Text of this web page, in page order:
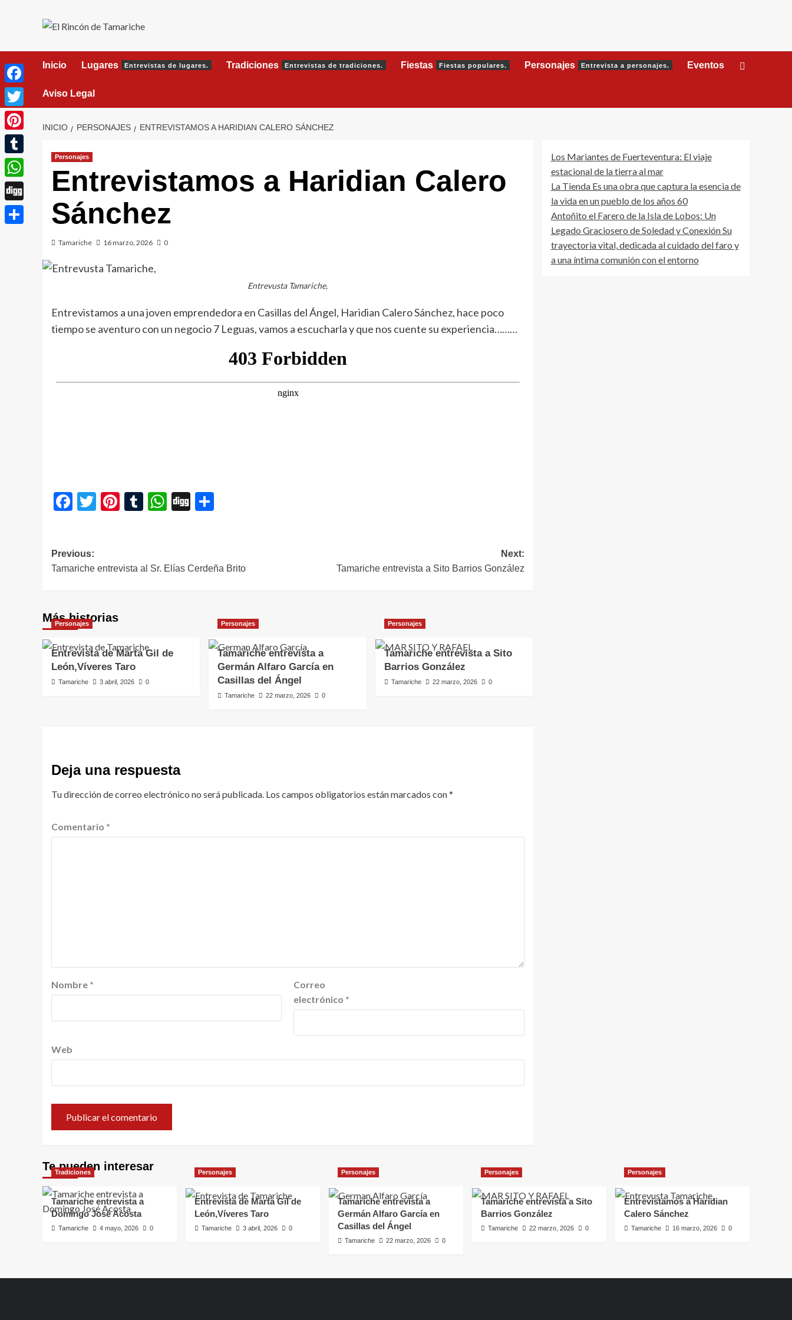
Inicio Lugares Entrevistas de lugares. Tradiciones Entrevistas de tradiciones. Fiestas Fiestas populares. Personajes Entrevista a personajes. Eventos
Aviso Legal
INICIO PERSONAJES ENTREVISTAMOS A HARIDIAN CALERO SÁNCHEZ
Personajes
Entrevistamos a Haridian Calero
Sánchez
Tamariche 16 marzo, 2026 0
Entrevusta Tamariche,
Entrevistamos a una joven emprendedora en Casillas del Ángel, Haridian Calero Sánchez, hace poco
tiempo se aventuro con un negocio 7 Leguas, vamos a escucharla y que nos cuente su experiencia………
Facebook
Twitter
Pinterest
Tumblr
WhatsApp
Digg
Navegación
de
Previous:
Tamariche entrevista al Sr. Elías Cerdeña Brito
Next:
Tamariche entrevista a Sito Barrios González
Más historias
Personajes
Entrevista de Marta Gil de
León,Víveres Taro
Tamariche 3 abril, 2026 0
Personajes
Tamariche entrevista a
Germán Alfaro García en
Casillas del Ángel
Tamariche 22 marzo, 2026 0
Personajes
Tamariche entrevista a Sito
Barrios González
Tamariche 22 marzo, 2026 0
Deja una respuesta
Tu dirección de correo electrónico no será publicada. Los campos obligatorios están marcados con*
Comentario *
Nombre *
Correo
electrónico *
Web
Los Mariantes de Fuerteventura: El viaje
estacional de la tierra al mar
La Tienda Es una obra que captura la esencia de
la vida en un pueblo de los años 60
Antoñito el Farero de la Isla de Lobos: Un
Legado Graciosero de Soledad y Conexión Su
trayectoria vital, dedicada al cuidado del faro y
a una íntima comunión con el entorno
Te pueden interesar
Tradiciones
Tamariche entrevista a
Domingo José Acosta
Tamariche 4 mayo, 2026 0
Personajes
Entrevista de Marta Gil de
León,Víveres Taro
Tamariche 3 abril, 2026 0
Personajes
Tamariche entrevista a
Germán Alfaro García en
Casillas del Ángel
Tamariche 22 marzo, 2026 0
Personajes
Tamariche entrevista a Sito
Barrios González
Tamariche 22 marzo, 2026 0
Personajes
Entrevistamos a Haridian
Calero Sánchez
Tamariche 16 marzo, 2026 0
Facebook
Twitter
Pinterest
Tumblr
WhatsApp
Digg